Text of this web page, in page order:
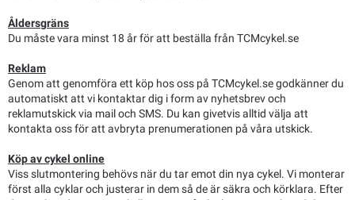
Åldersgräns
Du måste vara minst 18 år för att beställa från TCMcykel.se
Reklam
Genom att genomföra ett köp hos oss på TCMcykel.se godkänner du
automatiskt att vi kontaktar dig i form av nyhetsbrev och
reklamutskick via mail och SMS. Du kan givetvis alltid välja att
kontakta oss för att avbryta prenumerationen på våra utskick.
Köp av cykel online
Viss slutmontering behövs när du tar emot din nya cykel. Vi monterar
först alla cyklar och justerar in dem så de är säkra och körklara. Efter